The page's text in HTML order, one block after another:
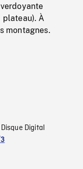
plateau). À
montagnes.
Digital